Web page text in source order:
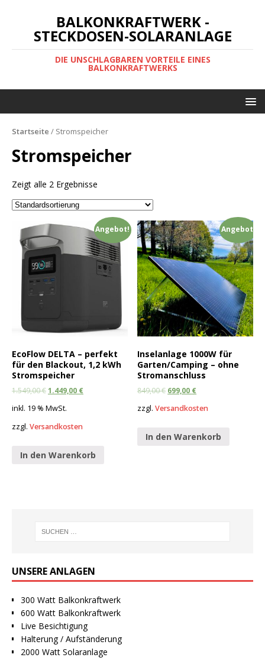
BALKONKRAFTWERK -
STECKDOSEN-SOLARANLAGE
DIE UNSCHLAGBAREN VORTEILE EINES
BALKONKRAFTWERKS
Startseite / Stromspeicher
Stromspeicher
Zeigt alle 2 Ergebnisse
Angebot!
EcoFlow DELTA – perfekt
für den Blackout, 1,2 kWh
Stromspeicher
1.549,00€1.449,00 €
inkl. 19 % MwSt.
zzgl. Versandkosten
In den Warenkorb
Angebot!
Inselanlage 1000W für
Garten/Camping – ohne
Stromanschluss
849,00€ 699,00 €
zzgl.Versandkosten
In den Warenkorb
UNSERE ANLAGEN
300 Watt Balkonkraftwerk
600 Watt Balkonkraftwerk
Live Besichtigung
Halterung / Aufständerung
2000 Watt Solaranlage